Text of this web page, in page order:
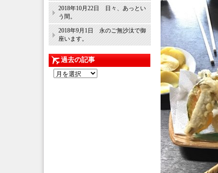
2018年10月22日 日々、あっとい
う間。
2018年9月1日 永のご無沙汰で御
座います。
過去の記事
過
去